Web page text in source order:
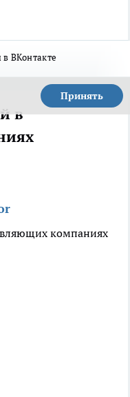
ВКонтакте
Принять
в